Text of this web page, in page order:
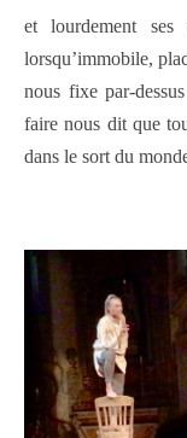
et lourdement
lorsqu’immobile,
nous fixe par-
faire nous dit que
dans le sort du